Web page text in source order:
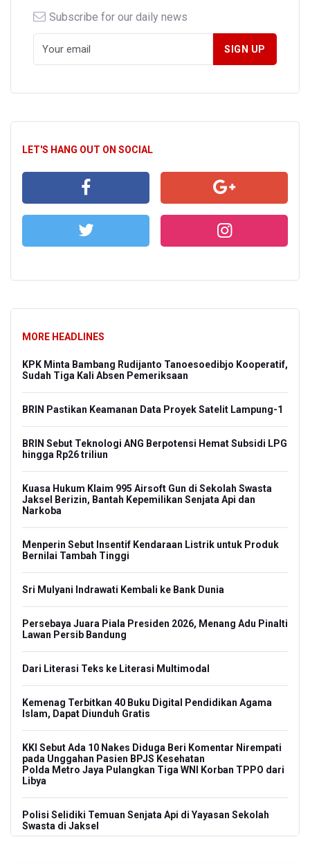
Subscribe for our daily news
LET'S HANG OUT ON SOCIAL
MORE HEADLINES
KPK Minta Bambang Rudijanto Tanoesoedibjo Kooperatif,
Sudah Tiga Kali Absen Pemeriksaan
BRIN Pastikan Keamanan Data Proyek Satelit Lampung-1
BRIN Sebut Teknologi ANG Berpotensi Hemat Subsidi LPG
hingga Rp26 triliun
Kuasa Hukum Klaim 995 Airsoft Gun di Sekolah Swasta
Jaksel Berizin, Bantah Kepemilikan Senjata Api dan
Narkoba
Menperin Sebut Insentif Kendaraan Listrik untuk Produk
Bernilai Tambah Tinggi
Sri Mulyani Indrawati Kembali ke Bank Dunia
Persebaya Juara Piala Presiden 2026, Menang Adu Pinalti
Lawan Persib Bandung
Dari Literasi Teks ke Literasi Multimodal
Kemenag Terbitkan 40 Buku Digital Pendidikan Agama
Islam, Dapat Diunduh Gratis
KKI Sebut Ada 10 Nakes Diduga Beri Komentar Nirempati
pada Unggahan Pasien BPJS Kesehatan
Polda Metro Jaya Pulangkan Tiga WNI Korban TPPO dari
Libya
Polisi Selidiki Temuan Senjata Api di Yayasan Sekolah
Swasta di Jaksel